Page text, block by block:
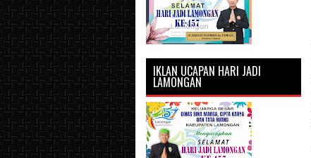
IKLAN UCAPAN HARI JADI
LAMONGAN